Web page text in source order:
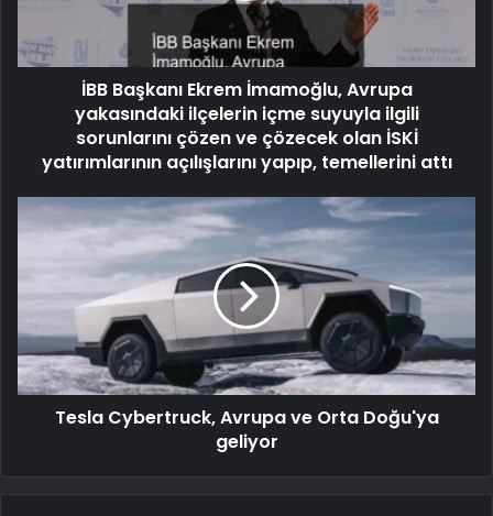
İBB Başkanı Ekrem İmamoğlu, Avrupa
yakasındaki ilçelerin içme suyuyla ilgili
sorunlarını çözen ve çözecek olan İSKİ
yatırımlarının açılışlarını yapıp, temellerini attı
Tesla Cybertruck, Avrupa ve Orta Doğu'ya
geliyor